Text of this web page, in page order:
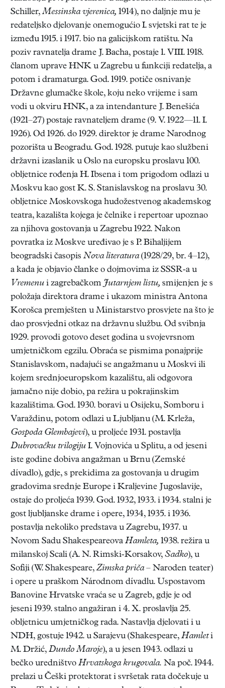
Schiller,Messinska vjerenica, 1914), no daljnje mu je
redateljsko djelovanje onemogućio I. svjetski rat te je
između 1915. i 1917. bio na galicijskom ratištu. Na
poziv ravnatelja drame J. Bacha, postaje 1. VIII. 1918.
članom uprave HNK u Zagrebu u funkciji redatelja, a
potom i dramaturga. God. 1919. potiče osnivanje
Državne glumačke škole, koju neko vrijeme i sam
vodi u okviru HNK, a za intendanture J. Benešića
(1921–27) postaje ravnateljem drame (9. V. 1922—11. I.
1926). Od 1926. do 1929. direktor je drame Narodnog
pozorišta u Beogradu. God. 1928. putuje kao službeni
državni izaslanik u Oslo na europsku proslavu 100.
obljetnice rođenja H. Ibsena i tom prigodom odlazi u
Moskvu kao gost K. S. Stanislavskog na proslavu 30.
obljetnice Moskovskoga hudožestvenog akademskog
teatra, kazališta kojega je čelnike i repertoar upoznao
za njihova gostovanja u Zagrebu 1922. Nakon
povratka iz Moskve uređivao je s P. Bihaljijem
beogradski časopis Nova literatura(1928/29, br. 4–12),
a kada je objavio članke o dojmovima iz SSSR-a u
Vremenu i zagrebačkom Jutarnjem listu, smijenjen je s
položaja direktora drame i ukazom ministra Antona
Korošca premješten u Ministarstvo prosvjete na što je
dao prosvjedni otkaz na državnu službu. Od svibnja
1929. provodi gotovo deset godina u svojevrsnom
umjetničkom egzilu. Obraća se pismima ponajprije
Stanislavskom, nadajući se angažmanu u Moskvi ili
kojem srednjoeuropskom kazalištu, ali odgovora
jamačno nije dobio, pa režira u pokrajinskim
kazalištima. God. 1930. boravi u Osijeku, Somboru i
Varaždinu, potom odlazi u Ljubljanu (M. Krleža,
Gospoda Glembajevi), u proljeće 1931. postavlja
Dubrovačku trilogiju I. Vojnovića u Splitu, a od jeseni
iste godine dobiva angažman u Brnu (Zemské
dívadlo), gdje, s prekidima za gostovanja u drugim
gradovima srednje Europe i Kraljevine Jugoslavije,
ostaje do proljeća 1939. God. 1932, 1933. i 1934. stalni je
gost ljubljanske drame i opere, 1934, 1935. i 1936.
postavlja nekoliko predstava u Zagrebu, 1937. u
Novom Sadu Shakespeareova Hamleta, 1938. režira u
milanskoj Scali (A. N. Rimski-Korsakov, Sadko), u
Sofiji (W. Shakespeare, Zimska priča– Naroden teater)
i opere u praškom Národnom dívadlu. Uspostavom
Banovine Hrvatske vraća se u Zagreb, gdje je od
jeseni 1939. stalno angažiran i 4. X. proslavlja 25.
obljetnicu umjetničkog rada. Nastavlja djelovati i u
NDH, gostuje 1942. u Sarajevu (Shakespeare, Hamleti
M. Držić, Dundo Maroje), a u jesen 1943. odlazi u
bečko uredništvo Hrvatskoga krugovala. Na poč. 1944.
prelazi u Češki protektorat i svršetak rata dočekuje u